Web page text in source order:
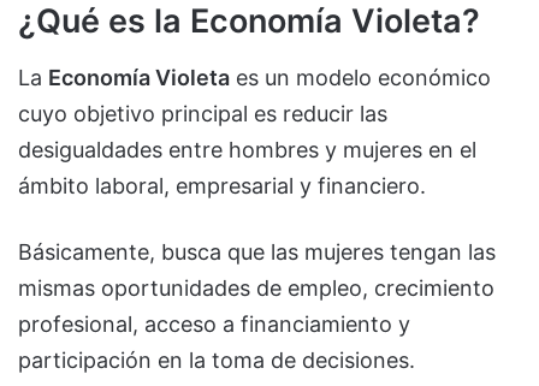
¿Qué es la Economía Violeta?
La Economía Violeta es un modelo económico
cuyo objetivo principal es reducir las
desigualdades entre hombres y mujeres en el
ámbito laboral, empresarial y financiero.
Básicamente, busca que las mujeres tengan las
mismas oportunidades de empleo, crecimiento
profesional, acceso a financiamiento y
participación en la toma de decisiones.